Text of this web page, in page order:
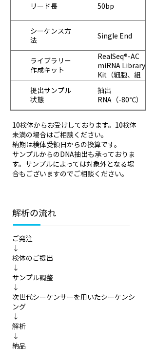
リード長 50bp
シーケンス方
法
Single End
ライブラリー
作成キット
RealSeq®-AC
miRNA Library
Kit（細胞、組
用） または
RealSeq®-
Biofluids
Plasma/Serum
miRNA Library
Kit（血漿など
の液体生検由来
サンプル用）
提出サンプル
状態
抽出
RNA（-80℃）
10検体からお受けしております。10検体
未満の場合はご相談ください。
納期は検体受領日からの換算です。
サンプルからのDNA抽出も承っておりま
す。サンプルによっては対象外となる場
合もございますのでご相談ください。
解析の流れ
ご発注
↓
検体のご提出
↓
サンプル調整
↓
次世代シーケンサーを用いたシーケンシ
ング
↓
解析
↓
納品